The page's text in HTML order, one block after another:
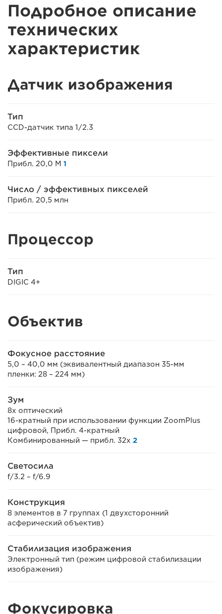
Подробное описание
технических
характеристик
Датчик изображения
Тип
CCD-датчик типа 1/2.3
Эффективные пиксели
Прибл. 20,0 M 1
Число / эффективных пикселей
Прибл. 20,5 млн
Процессор
Тип
DIGIC 4+
Объектив
Фокусное расстояние
5,0 – 40,0 мм (эквивалентный диапазон 35-мм
пленки: 28 – 224 мм)
Зум
8х оптический
16-кратный при использовании функции ZoomPlus
цифровой, Прибл. 4-кратный
Комбинированный — прибл. 32x 2
Светосила
f/3.2 – f/6.9
Конструкция
8 элементов в 7 группах (1 двухсторонний
асферический объектив)
Стабилизация изображения
Электронный тип (режим цифровой стабилизации
изображения)
Фокусировка